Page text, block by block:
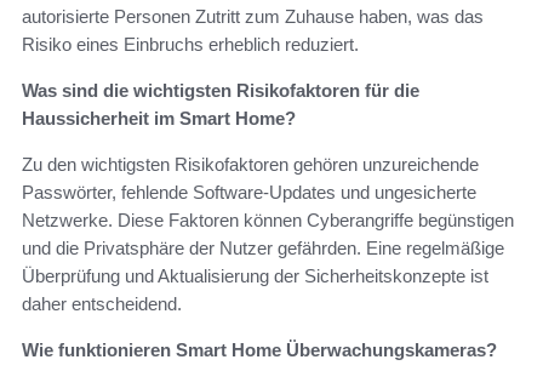
autorisierte Personen Zutritt zum Zuhause haben, was das
Risiko eines Einbruchs erheblich reduziert.
Was sind die wichtigsten Risikofaktoren für die
Haussicherheit im Smart Home?
Zu den wichtigsten Risikofaktoren gehören unzureichende
Passwörter, fehlende Software-Updates und ungesicherte
Netzwerke. Diese Faktoren können Cyberangriffe begünstigen
und die Privatsphäre der Nutzer gefährden. Eine regelmäßige
Überprüfung und Aktualisierung der Sicherheitskonzepte ist
daher entscheidend.
Wie funktionieren Smart Home Überwachungskameras?